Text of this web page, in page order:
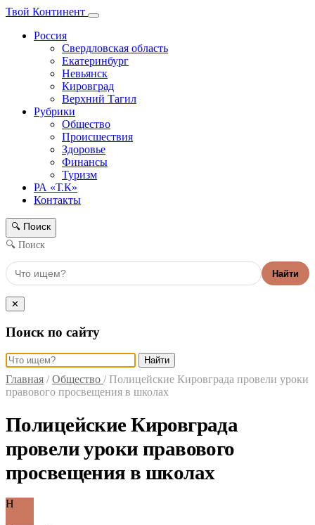
Твой Континент
Россия
Свердловская область
Екатеринбург
Невьянск
Кировград
Верхний Тагил
Рубрики
Общество
Происшествия
Здоровье
Финансы
Туризм
РА «Т.К»
Контакты
🔍 Поиск
🔍 Поиск
Найти
✕
Поиск по сайту
Найти
Главная / Общество / Полицейские Кировграда провели уроки
правового просвещения в школах
Полицейские Кировграда
провели уроки правового
просвещения в школах
Н